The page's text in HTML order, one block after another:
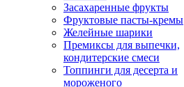
Засахаренные фрукты
Фруктовые пасты-кремы
Желейные шарики
Премиксы для выпечки,
кондитерские смеси
Топпинги для десерта и
мороженого